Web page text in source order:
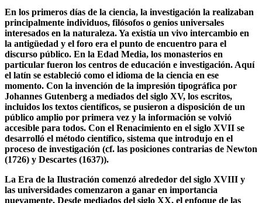
la información, surge la pregunta con mayor urgencia: ¿cómo
nos ocupamos de los resultados de la investigación? Una posible
respuesta es la ciencia abierta.
En los primeros días de la ciencia, la investigación la realizaban
principalmente individuos, filósofos o genios universales
interesados en la naturaleza. Ya existía un vivo intercambio en
la antigüedad y el foro era el punto de encuentro para el
discurso público. En la Edad Media, los monasterios en
particular fueron los centros de educación e investigación. Aquí
el latín se estableció como el idioma de la ciencia en ese
momento. Con la invención de la impresión tipográfica por
Johannes Gutenberg a mediados del siglo XV, los escritos,
incluidos los textos científicos, se pusieron a disposición de un
público amplio por primera vez y la información se volvió
accesible para todos. Con el Renacimiento en el siglo XVII se
desarrolló el método científico, sistema que introdujo en el
proceso de investigación (cf. las posiciones contrarias de Newton
(1726) y Descartes (1637)).